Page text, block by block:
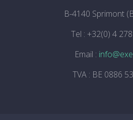
B-4140 Sprimont
Tel : +32(0) 4
Email :
TVA : BE 0886